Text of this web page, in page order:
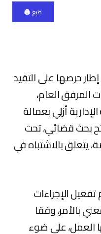
طبع 🖨
حرصها على التقيد
المرفق العام،
أزلي بعمالة
بحث قضائي، تحت
يتعلق بالاشتباه في
تفعيل الإجراءات
بالأمر، وفقا
العمل، على ضوء